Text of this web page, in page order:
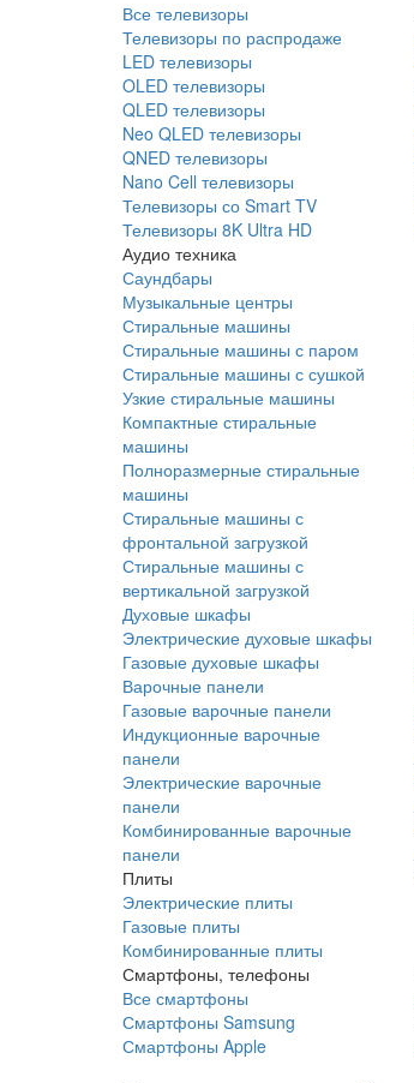
Все телевизоры
Телевизоры по распродаже
LED телевизоры
OLED телевизоры
QLED телевизоры
Neo QLED телевизоры
QNED телевизоры
Nano Cell телевизоры
Телевизоры со Smart TV
Телевизоры 8K Ultra HD
Аудио техника
Саундбары
Музыкальные центры
Стиральные машины
Стиральные машины с паром
Стиральные машины с сушкой
Узкие стиральные машины
Компактные стиральные
машины
Полноразмерные стиральные
машины
Стиральные машины с
фронтальной загрузкой
Стиральные машины с
вертикальной загрузкой
Духовые шкафы
Электрические духовые шкафы
Газовые духовые шкафы
Варочные панели
Газовые варочные панели
Индукционные варочные
панели
Электрические варочные
панели
Комбинированные варочные
панели
Плиты
Электрические плиты
Газовые плиты
Комбинированные плиты
Смартфоны, телефоны
Все смартфоны
Смартфоны Samsung
Смартфоны Apple